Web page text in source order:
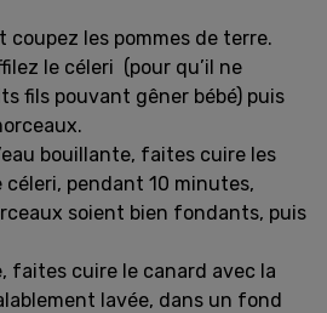
coupez les pommes de terre.
le céleri (pour qu’il ne
fils pouvant gêner bébé) puis
bouillante, faites cuire les
céleri, pendant 10 minutes,
soient bien fondants, puis
faites cuire le canard avec la
lavée, dans un fond